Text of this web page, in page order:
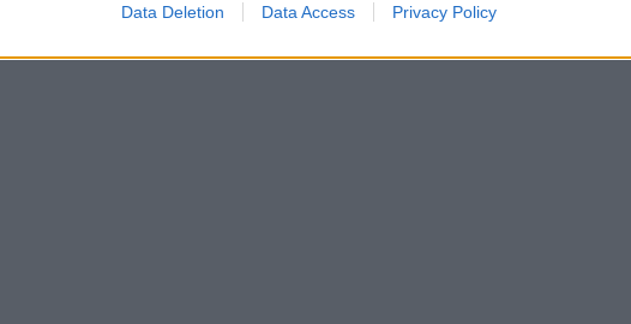
Data Deletion Data Access Privacy Policy